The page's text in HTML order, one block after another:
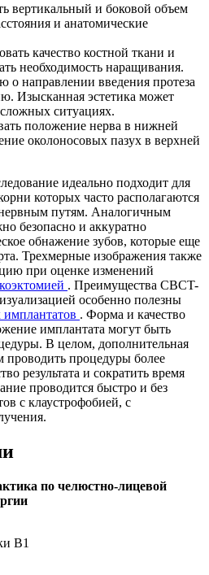
вертикальный и боковой объем
и анатомические
качество костной ткани и
необходимость наращивания.
о направлении введения протеза
Изысканная эстетика может
ситуациях.
положение нерва в нижней
околоносовых пазух в верхней
идеально подходит для
которых часто располагаются
путям. Аналогичным
безопасно и аккуратно
обнажение зубов, которые еще
Трехмерные изображения также
при оценке изменений
. Преимущества CBCT-
особенно полезны
имплантатов . Форма и качество
имплантата могут быть
В целом, дополнительная
проводить процедуры более
результата и сократить время
проводится быстро и без
с клаустрофобией, с
по челюстно-лицевой
B1